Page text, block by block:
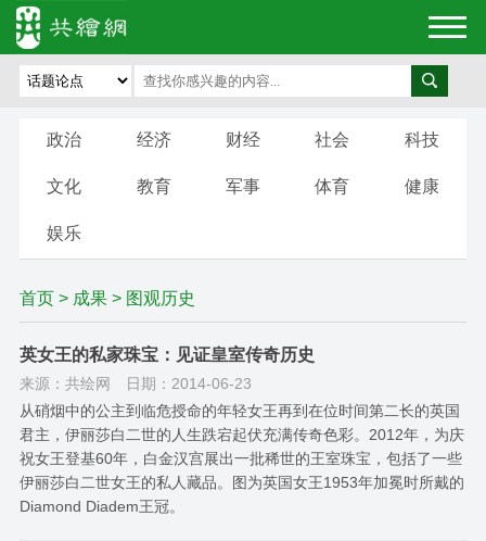
政治 经济 财经 社会 科技
文化 教育 军事 体育 健康
娱乐
首页> 成果> 图观历史
英女王的私家珠宝：见证皇室传奇历史
来源：共绘网
日期：2014-06-23
从硝烟中的公主到临危授命的年轻女王再到在位时间第二长的英国
君主，伊丽莎白二世的人生跌宕起伏充满传奇色彩。2012年，为庆
祝女王登基60年，白金汉宫展出一批稀世的王室珠宝，包括了一些
伊丽莎白二世女王的私人藏品。图为英国女王1953年加冕时所戴的
Diamond Diadem王冠。